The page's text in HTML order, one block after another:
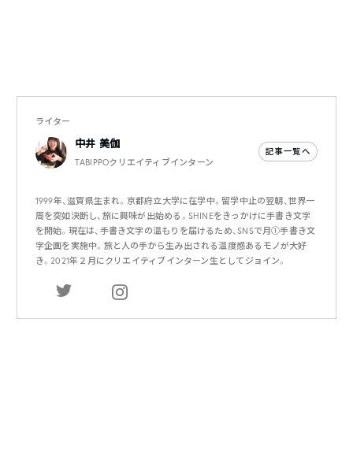
ライター
中井 美伽
TABIPPOクリエイティブインターン
記事一覧へ
1999年、滋賀県生まれ。京都府立大学に在学中。留学中止の翌朝、世界一
周を突如決断し、旅に興味が出始める。SHINEをきっかけに手書き文字
を開始。現在は、手書き文字の温もりを届けるため、SNSで月①手書き文
字企画を実施中。旅と人の手から生み出される温度感あるモノが大好
き。2021年２月にクリエイティブインターン生としてジョイン。